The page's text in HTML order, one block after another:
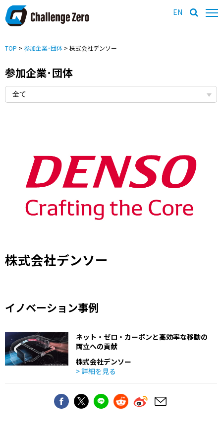
EN
TOP > 参加企業･団体 > 株式会社デンソー
参加企業･団体
株式会社デンソー
イノベーション事例
ネット・ゼロ・カーボンと⾼効率な移動の
両立への貢献
株式会社デンソー
> 詳細を見る